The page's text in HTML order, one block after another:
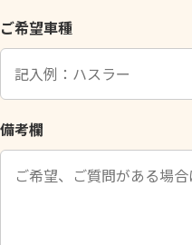
空
の
ま
に
し
ご希望車種
備考欄